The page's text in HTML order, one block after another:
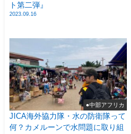
ト第二弾』
2023.09.16
●中部アフリカ
JICA海外協力隊・水の防衛隊って
何？カメルーンで水問題に取り組